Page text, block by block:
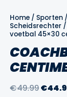
Home / Sporten /
Scheidsrechter /
voetbal 45×30
€49.99€